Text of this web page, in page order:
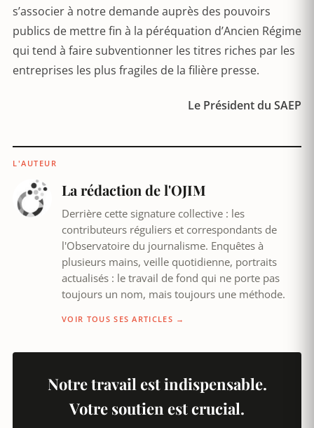
s’associer à notre demande auprès des pouvoirs
publics de mettre fin à la péréquation d’Ancien Régime
qui tend à faire subventionner les titres riches par les
entreprises les plus fragiles de la filière presse.
Le Président du SAEP
L'AUTEUR
La rédaction de l'OJIM
Derrière cette signature collective : les
contributeurs réguliers et correspondants de
l'Observatoire du journalisme. Enquêtes à
plusieurs mains, veille quotidienne, portraits
actualisés : le travail de fond qui ne porte pas
toujours un nom, mais toujours une méthode.
VOIR TOUS SES ARTICLES →
Notre travail est indispensable.
Votre soutien est crucial.